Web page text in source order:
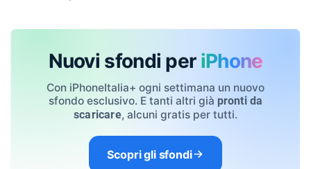
Nuovi sfondi per iPhone
Con iPhoneItalia+ ogni settimana un nuovo
sfondo esclusivo. E tanti altri già pronti da
scaricare, alcuni gratis per tutti.
Scopri gli sfondi